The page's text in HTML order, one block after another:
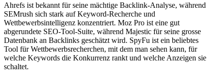
Ahrefs ist bekannt für seine mächtige Backlink-Analyse, während
SEMrush sich stark auf Keyword-Recherche und
Wettbewerbsintelligenz konzentriert. Moz Pro ist eine gut
abgerundete SEO-Tool-Suite, während Majestic für seine grosse
Datenbank an Backlinks geschätzt wird. SpyFu ist ein beliebtes
Tool für Wettbewerbsrecherchen, mit dem man sehen kann, für
welche Keywords die Konkurrenz rankt und welche Anzeigen sie
schaltet.